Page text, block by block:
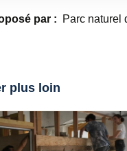
par : Parc naturel
plus loin